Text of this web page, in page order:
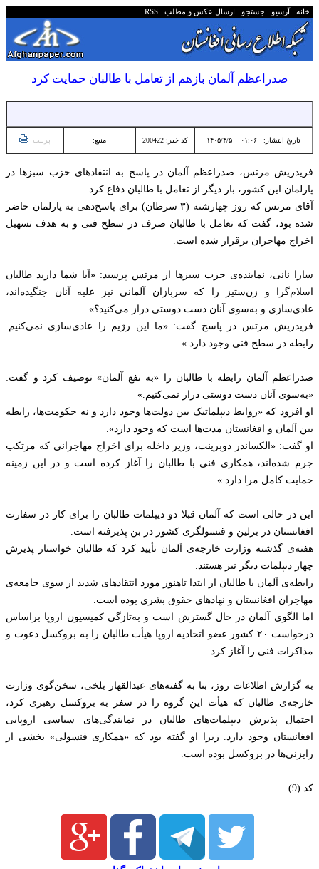
خانه آرشیو جستجو ارسال عکس و مطلب RSS
صدراعظم آلمان بازهم از تعامل با طالبان حمایت کرد
تاریخ انتشار: ۰۱:۰۶ ۱۴۰۵/۴/۵ کد خبر: 200422 منبع: پرینت
فریدریش مرتس، صدراعظم آلمان در پاسخ به انتقادهای حزب سبزها در
پارلمان این کشور، بار دیگر از تعامل با طالبان دفاع کرد.
آقای مرتس که روز چهارشنه (۳ سرطان) برای پاسخ‎‌دهی به پارلمان حاضر
شده بود، گفت که تعامل با طالبان صرف در سطح فنی و به هدف تسهیل
اخراج مهاجران برقرار شده است.
سارا نانی، نماینده‌ی حزب سبزها از مرتس پرسید: «آیا شما دارید طالبان
اسلام‌گرا و زن‌ستیز را که سربازان آلمانی نیز علیه آنان جنگیده‌اند،
عادی‌‌سازی و به‌سوی آنان دست دوستی دراز می‌کنید؟»
فریدریش مرتس در پاسخ گفت: «ما این رژیم را عادی‌سازی نمی‌کنیم.
رابطه در سطح فنی وجود دارد.»
صدراعظم آلمان رابطه با طالبان را «به نفع آلمان» توصیف کرد و گفت:
«به‌سوی آنان دست دوستی دراز نمی‌کنیم.»
او افزود که «روابط دیپلماتیک بین دولت‌ها وجود دارد و نه حکومت‌ها، رابطه
بین آلمان و افغانستان مدت‌ها است که وجود دارد».
او گفت: «الکساندر دوبرینت، وزیر داخله برای اخراج مهاجرانی که مرتکب
جرم شده‌اند، همکاری فنی با طالبان را آغاز کرده است و در این زمینه
حمایت کامل مرا دارد.»
این در حالی است که آلمان قبلا دو دیپلمات طالبان را برای کار در سفارت
افغانستان در برلین و قنسولگری کشور در بن پذیرفته است.
هفته‌ی گذشته وزارت خارجه‌ی آلمان تأیید کرد که طالبان خواستار پذیرش
چهار دیپلمات دیگر نیز هستند.
رابطه‌ی آلمان با طالبان از ابتدا تاهنوز مورد انتقادهای شدید از سوی جامعه‌ی
مهاجران افغانستان و نهادهای حقوق بشری بوده است.
اما الگوی آلمان در حال گسترش است و به‌تازگی کمیسیون اروپا براساس
درخواست ۲۰ کشور عضو اتحادیه اروپا هیأت طالبان را به بروکسل دعوت و
مذاکرات فنی را آغاز کرد.
به گزارش اطلاعات روز، بنا به گفته‌های عبدالقهار بلخی، سخن‌گوی وزارت
خارجه‌ی طالبان که هیأت این گروه را در سفر به بروکسل رهبری کرد،
احتمال پذیرش دیپلمات‌های طالبان در نمایندگی‌های سیاسی اروپایی
افغانستان وجود دارد. زیرا او گفته بود که «همکاری قنسولی» بخشی از
رایزنی‌ها در بروکسل بوده است.
کد (9)